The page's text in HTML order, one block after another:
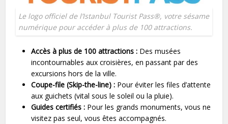
Le logo officiel de l’Istanbul Tourist Pass®, votre sésame
numérique pour accéder à plus de 100 attractions.
Accès à plus de 100 attractions : Des musées
incontournables aux croisières, en passant par des
excursions hors de la ville.
Coupe-file (Skip-the-line) : Pour éviter les files d’attente
aux guichets (vital sous le soleil ou la pluie).
Guides certifiés : Pour les grands monuments, vous ne
visitez pas seul, vous êtes accompagnés.